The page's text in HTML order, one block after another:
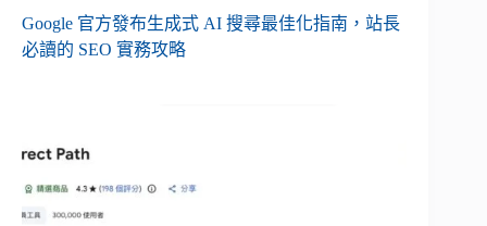
Google 官方發布生成式 AI 搜尋最佳化指南，站長
必讀的 SEO 實務攻略